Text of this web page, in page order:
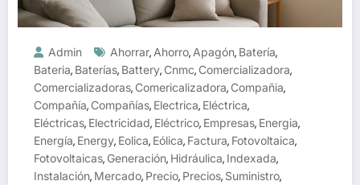
Admin Ahorrar, Ahorro, Apagón, Batería,
Bateria, Baterías, Battery, Cnmc, Comercializadora,
Comercializadoras, Comericalizadora, Compañia,
Compañía, Compañías, Electrica, Eléctrica,
Eléctricas, Electricidad, Eléctrico, Empresas, Energia,
Energía, Energy, Eolica, Eólica, Factura, Fotovoltaica,
Fotovoltaicas, Generación, Hidráulica, Indexada,
Instalación, Mercado, Precio, Precios, Suministro,